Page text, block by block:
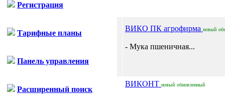
Регистрация
Тарифные планы
Панель управления
Расширенный поиск
ВИКО ПК агрофирма новый
- Мука пшеничная...
ВИКОНТ новый обновленный